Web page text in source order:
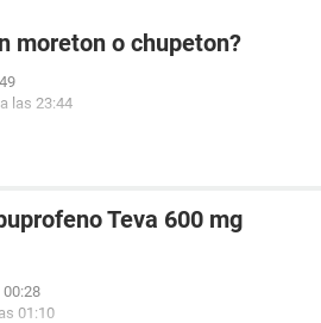
moreton o chupeton?
las 23:44
Teva 600 mg
00:28
01:10